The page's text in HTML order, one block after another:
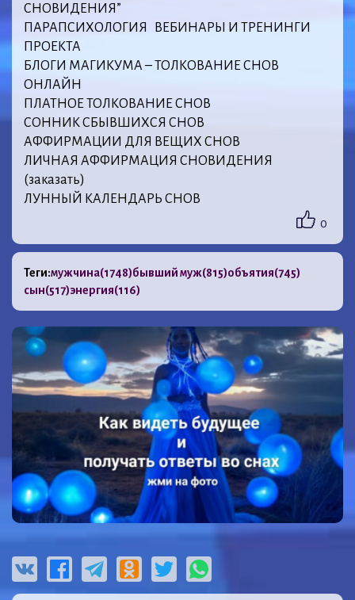
СНОВИДЕНИЯ”
ПАРАПСИХОЛОГИЯ ВЕБИНАРЫ И ТРЕНИНГИ
ПРОЕКТА
БЛОГИ МАГИКУМА – ТОЛКОВАНИЕ СНОВ
ОНЛАЙН
ПЛАТНОЕ ТОЛКОВАНИЕ СНОВ
СОННИК СБЫВШИХСЯ СНОВ
АФФИРМАЦИИ ДЛЯ ВЕЩИХ СНОВ
ЛИЧНАЯ АФФИРМАЦИЯ СНОВИДЕНИЯ
(заказать)
ЛУННЫЙ КАЛЕНДАРЬ СНОВ
0
Теги:мужчина(1748)бывший муж(815)объятия(745)
сын(517)энергия(116)